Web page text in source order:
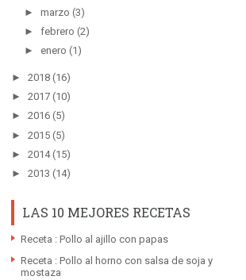
► marzo (3)
► febrero (2)
► enero (1)
► 2018 (16)
► 2017 (10)
► 2016 (5)
► 2015 (5)
► 2014(15)
► 2013 (14)
LAS 10 MEJORES RECETAS
Receta : Pollo al ajillo con papas
Receta : Pollo al horno con salsa de soja y
mostaza